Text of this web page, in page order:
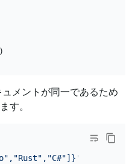
メントが同一であるため
す。